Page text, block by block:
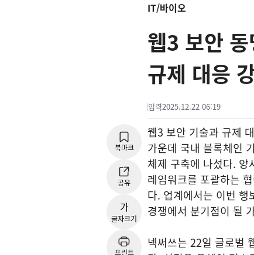
IT/바이오
웹3 보안
규제 대응
입력2025.12.22 06:19
북마크
공유
가
글자크기
프린트
웹3 보안 기술과 규제
가운데 국내 블록체인
체제 구축에 나섰다. 양
레임워크를 포괄하는
다. 업계에서는 이번
경쟁에서 분기점이 될
넥써쓰는 22일 글로벌